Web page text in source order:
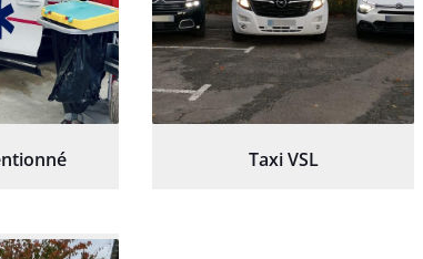
Taxi VSL
et
Très satisfait du service.